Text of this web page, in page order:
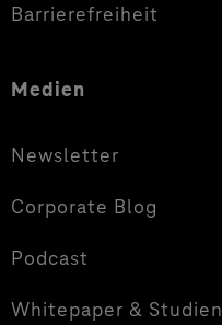
Barrierefreiheit
Medien
Newsletter
Corporate Blog
Podcast
Whitepaper & Studien